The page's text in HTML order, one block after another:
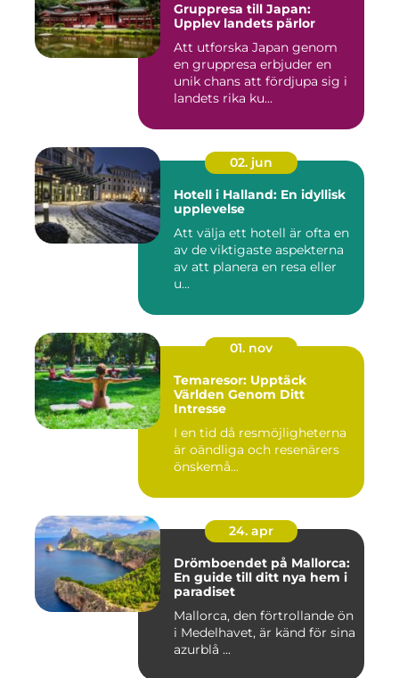
Gruppresa till Japan:
Upplev landets pärlor
Att utforska Japan genom
en gruppresa erbjuder en
unik chans att fördjupa sig i
landets rika ku...
02. jun
Hotell i Halland: En idyllisk
upplevelse
Att välja ett hotell är ofta en
av de viktigaste aspekterna
av att planera en resa eller
u...
01. nov
Temaresor: Upptäck
Världen Genom Ditt
Intresse
I en tid då resmöjligheterna
är oändliga och resenärers
önskemå...
24. apr
Drömboendet på Mallorca:
En guide till ditt nya hem i
paradiset
Mallorca, den förtrollande ön
i Medelhavet, är känd för sina
azurblå ...